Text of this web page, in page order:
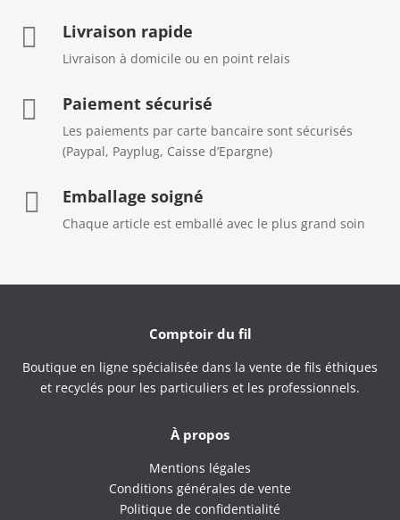
 Livraison rapide
Livraison à domicile ou en point relais
 Paiement sécurisé
Les paiements par carte bancaire sont sécurisés
(Paypal, Payplug, Caisse d’Epargne)
 Emballage soigné
Chaque article est emballé avec le plus grand soin
Comptoir du fil
Boutique en ligne spécialisée dans la vente de fils éthiques
et recyclés pour les particuliers et les professionnels.
À propos
Mentions légales
Conditions générales de vente
Politique de confidentialité